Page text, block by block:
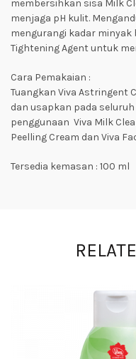
membersihkan sisa Milk
menjaga pH kulit.
mengurangi kadar minyak
Tightening Agent untuk
Cara Pemakaian :
Tuangkan Viva Astringent
dan usapkan pada
penggunaan Viva Milk
Peelling Cream dan Viva
Tersedia kemasan : 100 ml